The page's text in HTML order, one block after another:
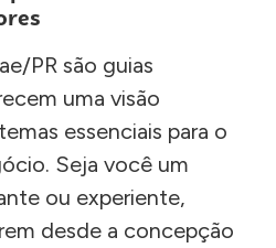
PR são guias
uma visão
essenciais para o
Seja você um
ou experiente,
desde a concepção